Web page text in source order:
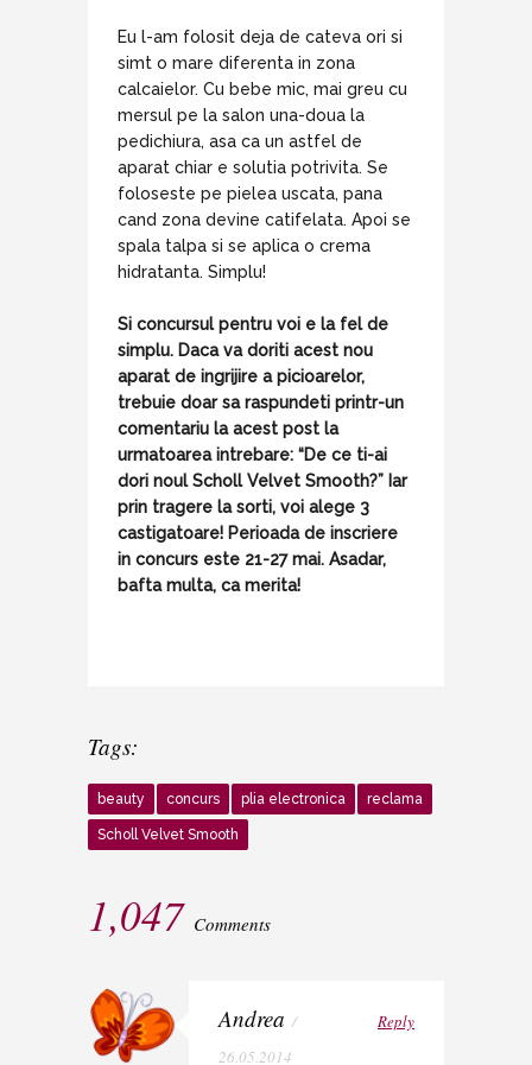
Eu l-am folosit deja de cateva ori si
simt o mare diferenta in zona
calcaielor. Cu bebe mic, mai greu cu
mersul pe la salon una-doua la
pedichiura, asa ca un astfel de
aparat chiar e solutia potrivita. Se
foloseste pe pielea uscata, pana
cand zona devine catifelata. Apoi se
spala talpa si se aplica o crema
hidratanta. Simplu!
Si concursul pentru voi e la fel de
simplu. Daca va doriti acest nou
aparat de ingrijire a picioarelor,
trebuie doar sa raspundeti printr-un
comentariu la acest post la
urmatoarea intrebare: “De ce ti-ai
dori noul Scholl Velvet Smooth?” Iar
prin tragere la sorti, voi alege 3
castigatoare! Perioada de inscriere
in concurs este 21-27 mai. Asadar,
bafta multa, ca merita!
Tags:
beauty concurs plia electronica reclama
Scholl Velvet Smooth
1,047 Comments
Andrea /
26.05.2014
Reply